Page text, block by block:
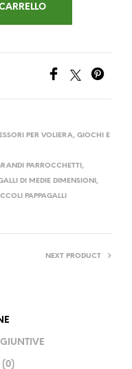
PER VOLIERA, GIOCHI E
PARROCCHETTI ,
DI MEDIE DIMENSIONI ,
PAPPAGALLI
NEXT PRODUCT
(0)